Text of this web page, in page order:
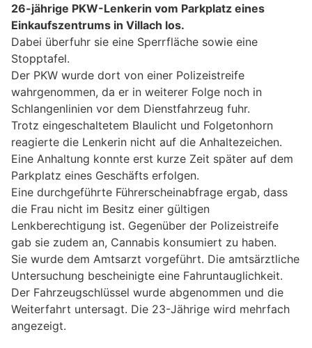
26-jährige PKW-Lenkerin vom Parkplatz eines
Einkaufszentrums in Villach los.
Dabei überfuhr sie eine Sperrfläche sowie eine
Stopptafel.
Der PKW wurde dort von einer Polizeistreife
wahrgenommen, da er in weiterer Folge noch in
Schlangenlinien vor dem Dienstfahrzeug fuhr.
Trotz eingeschaltetem Blaulicht und Folgetonhorn
reagierte die Lenkerin nicht auf die Anhaltezeichen.
Eine Anhaltung konnte erst kurze Zeit später auf dem
Parkplatz eines Geschäfts erfolgen.
Eine durchgeführte Führerscheinabfrage ergab, dass
die Frau nicht im Besitz einer gültigen
Lenkberechtigung ist. Gegenüber der Polizeistreife
gab sie zudem an, Cannabis konsumiert zu haben.
Sie wurde dem Amtsarzt vorgeführt. Die amtsärztliche
Untersuchung bescheinigte eine Fahruntauglichkeit.
Der Fahrzeugschlüssel wurde abgenommen und die
Weiterfahrt untersagt. Die 23-Jährige wird mehrfach
angezeigt.